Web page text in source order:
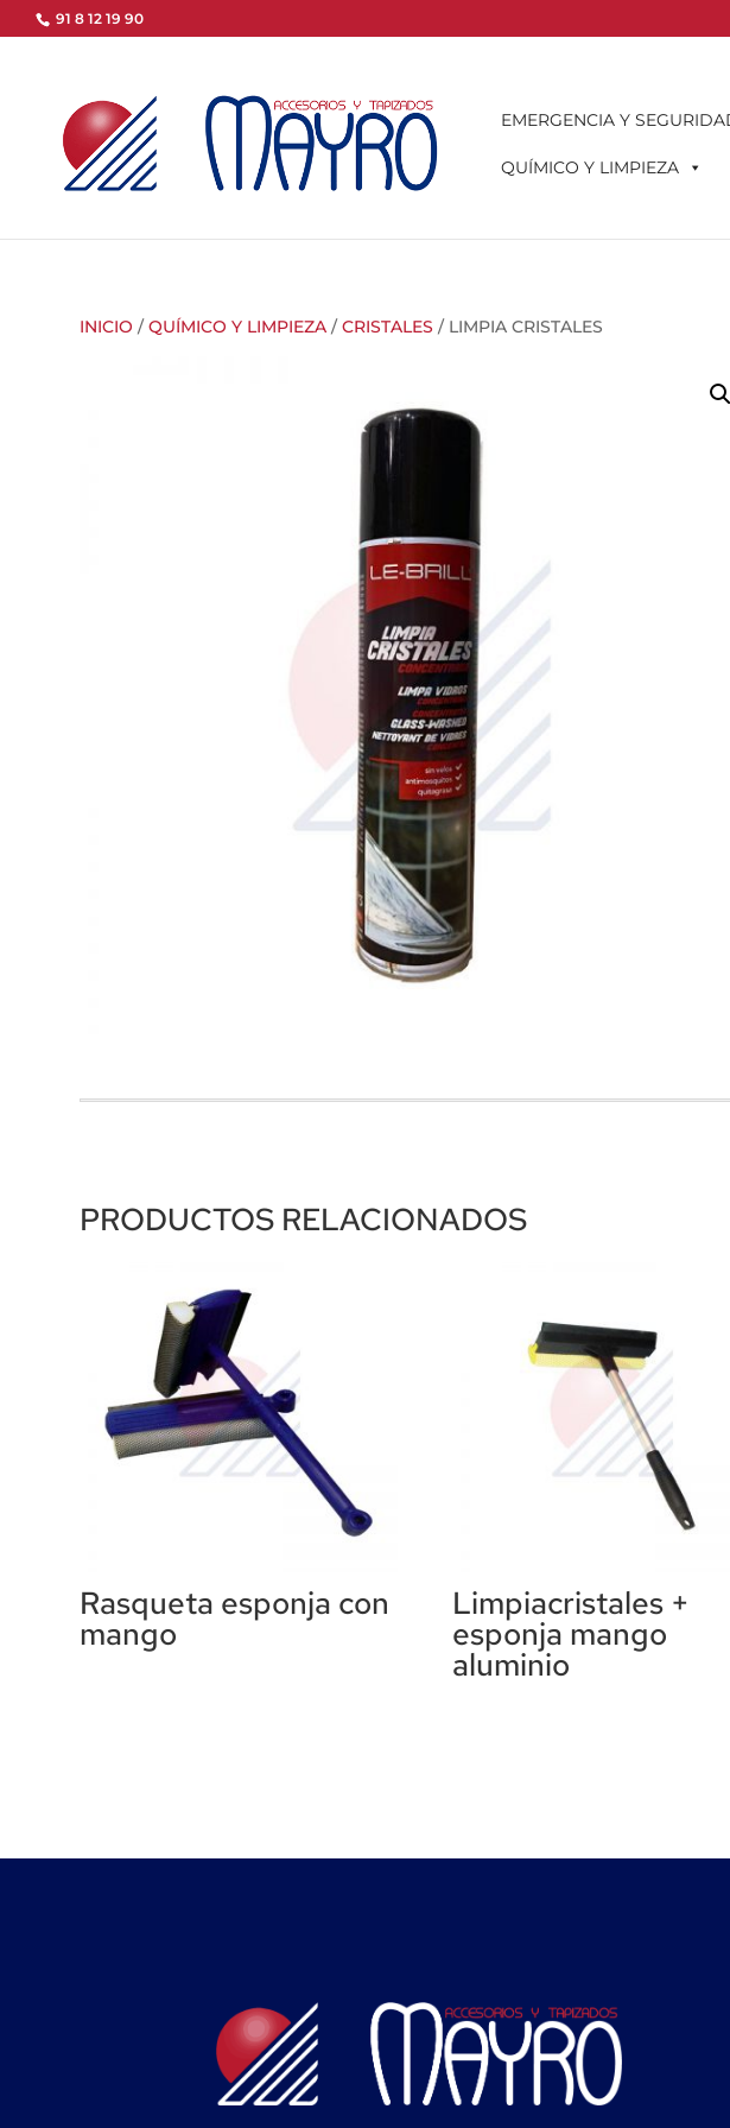
91 8 12 19 90
EMERGENCIA Y
QUÍMICO Y LIMPIEZA
INICIO /QUÍMICO Y LIMPIEZA /CRISTALES / LIMPIA CRISTALES
PRODUCTOS RELACIONADOS
Rasqueta esponja con
mango
Limpiacristales +
esponja mango
aluminio